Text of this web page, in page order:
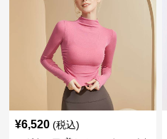
¥6,520 (税込)